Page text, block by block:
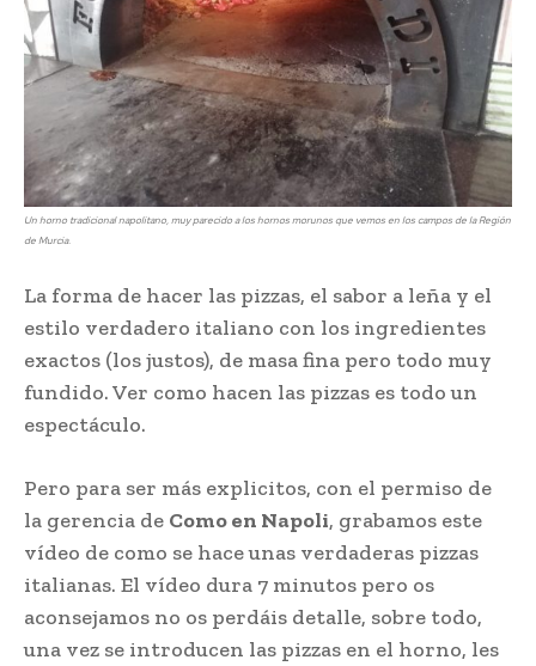
Un horno tradicional napolitano, muy parecido a los hornos morunos que vemos en los campos de la Región
de Murcia.
La forma de hacer las pizzas, el sabor a leña y el
estilo verdadero italiano con los ingredientes
exactos (los justos), de masa fina pero todo muy
fundido. Ver como hacen las pizzas es todo un
espectáculo.
Pero para ser más explicitos, con el permiso de
la gerencia de Como en Napoli, grabamos este
vídeo de como se hace unas verdaderas pizzas
italianas. El vídeo dura 7 minutos pero os
aconsejamos no os perdáis detalle, sobre todo,
una vez se introducen las pizzas en el horno, les